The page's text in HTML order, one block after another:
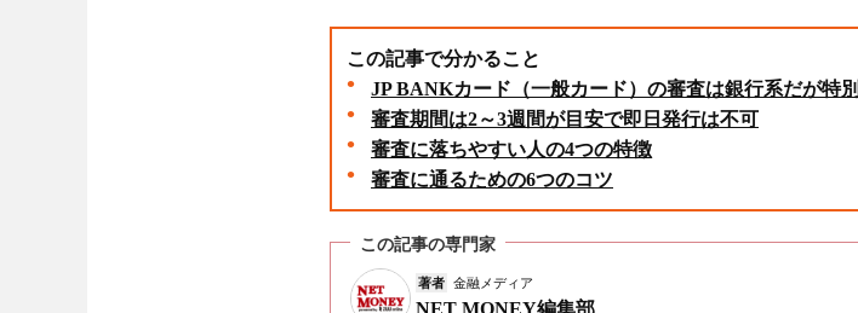
この記事で分かること
JP BANKカード（一般カード）の審査は銀行系だが特
審査期間は2～3週間が目安で即日発行は不可
審査に落ちやすい人の4つの特徴
審査に通るための6つのコツ
この記事の専門家
著者 金融メディア
NET MONEY編集部